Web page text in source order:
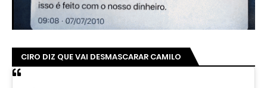
CIRO DIZ QUE VAI DESMASCARAR CAMILO